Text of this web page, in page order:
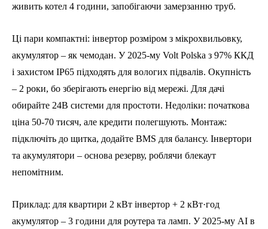
живить котел 4 години, запобігаючи замерзанню труб.
Ці пари компактні: інвертор розміром з мікрохвильовку,
акумулятор – як чемодан. У 2025-му Volt Polska з 97% ККД
і захистом IP65 підходять для вологих підвалів. Окупність
– 2 роки, бо зберігають енергію від мережі. Для дачі
обирайте 24В системи для простоти. Недоліки: початкова
ціна 50-70 тисяч, але кредити полегшують. Монтаж:
підключіть до щитка, додайте BMS для балансу. Інвертори
та акумулятори – основа резерву, роблячи блекаут
непомітним.
Приклад: для квартири 2 кВт інвертор + 2 кВт·год
акумулятор – 3 години для роутера та ламп. У 2025-му AI в